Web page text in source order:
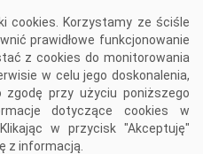
cookies. Korzystamy ze ściśle
prawidłowe funkcjonowanie
z cookies do monitorowania
w celu jego doskonalenia,
przy użyciu poniższego
dotyczące cookies w
Klikając w przycisk "Akceptuję"
z informacją.